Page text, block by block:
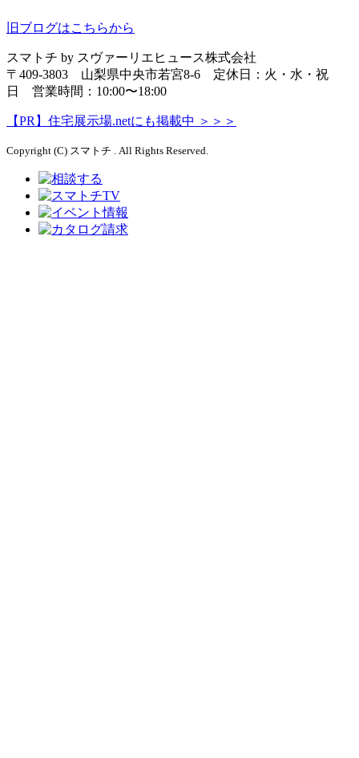
旧ブログはこちらから
スマトチ by スヴァーリエヒュース株式会社
〒409-3803 山梨県中央市若宮8-6 定休日：火・水・祝
日 営業時間：10:00〜18:00
【PR】住宅展示場.netにも掲載中 ＞＞＞
Copyright (C) スマトチ . All Rights Reserved.